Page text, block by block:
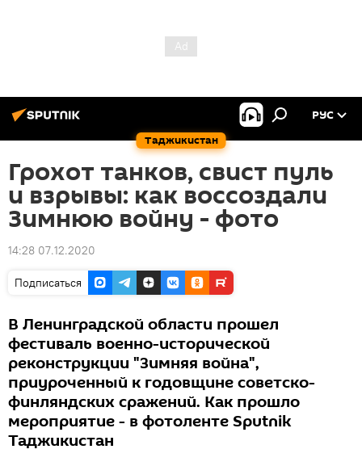
Таджикистан
РУС
Грохот танков, свист пуль
и взрывы: как воссоздали
Зимнюю войну - фото
14:28 07.12.2020
Подписаться
В Ленинградской области прошел
фестиваль военно-исторической
реконструкции "Зимняя война",
приуроченный к годовщине советско-
финляндских сражений. Как прошло
мероприятие - в фотоленте Sputnik
Таджикистан